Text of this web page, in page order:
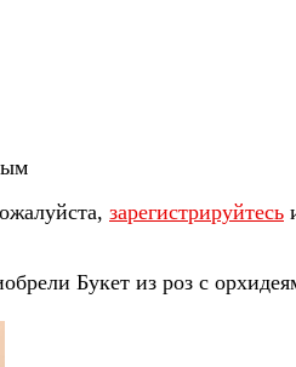
зарегистрируйтесь
Букет из роз с